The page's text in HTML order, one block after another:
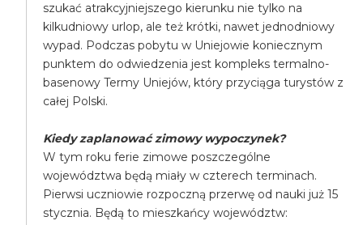
szukać atrakcyjniejszego kierunku nie tylko na
kilkudniowy urlop, ale też krótki, nawet jednodniowy
wypad. Podczas pobytu w Uniejowie koniecznym
punktem do odwiedzenia jest kompleks termalno-
basenowy Termy Uniejów, który przyciąga turystów z
całej Polski.
Kiedy zaplanować zimowy wypoczynek?
​W tym roku ferie zimowe poszczególne
województwa będą miały w czterech terminach.
Pierwsi uczniowie rozpoczną przerwę od nauki już 15
stycznia. Będą to mieszkańcy województw: